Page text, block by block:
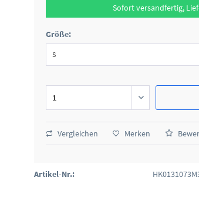
Sofort versandfertig,
Größe:
Vergleichen Merken
Artikel-Nr.: